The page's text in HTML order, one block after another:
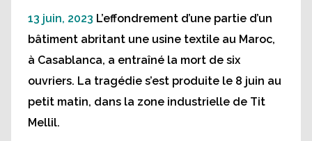
13 juin, 2023 L’effondrement d’une partie d’un
bâtiment abritant une usine textile au Maroc,
à Casablanca, a entraîné la mort de six
ouvriers. La tragédie s’est produite le 8 juin au
petit matin, dans la zone industrielle de Tit
Mellil.